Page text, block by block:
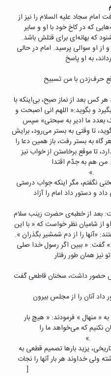
امام سجاد علیه السلام را نیز از
که در کاخ خود با او و سایر
که بهانه‌ای برای قتلش باشد.
از او سوالی پرسید. امام در حالی
به او پاسخ
حرف‌زدن با من تسبیح
کس بعد از نماز صبح، بی‌اینکه با
و بگوید:« اللهم انی اصبحت و
ما ادیر به سبحتی» سپس
تا وقتی به بستر می‌رود، برایش
به بستر رفت، باز همین دعا را
تا موقع برخاستن از خواب نیز
من هم به جدّم اقتدا
نگفتم، مگر اینکه جواب درستی
و دستور داد امام را آزاد
بعد از خطبه‌ی حضرت زینب سلام
از شامیان نظر خواست که « با این
«آنها را از دم شمشیر بگذران ».
» گفت: « ببین اگر رسول خدا صلی
نیز همان طور رفتار
حضور داشت، سخنان قاطعی گفت
آنان را از مجلس بیرون
« منهال » فرمودند: « هیچ بار
نکنیم که می‌خواهد ما را
یزید بارها تصمیم قطعی به
ولی خداوند هر بار آنها را نجات